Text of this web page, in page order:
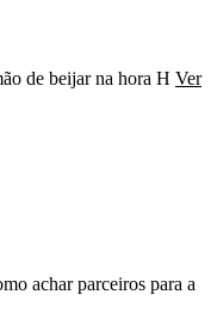
de beijar na hora H Ver
achar parceiros para a